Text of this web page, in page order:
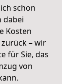
schon
dabei
Kosten
zurück – wir
für Sie, das
von